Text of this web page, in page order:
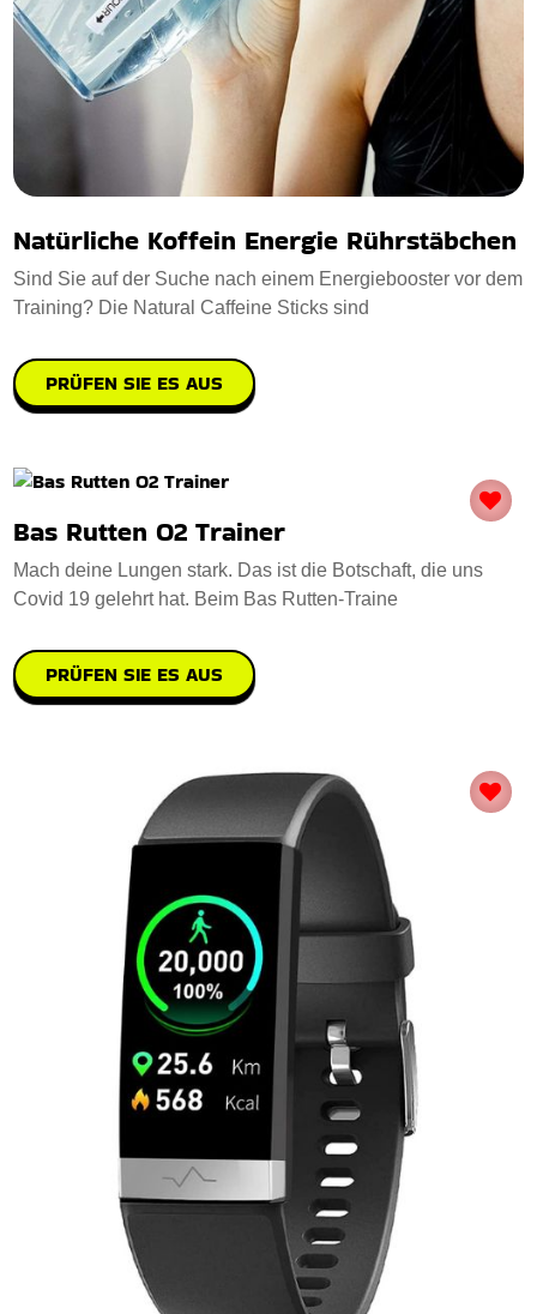
Natürliche Koffein Energie Rührstäbchen
Sind Sie auf der Suche nach einem Energiebooster vor dem
Training? Die Natural Caffeine Sticks sind
PRÜFEN SIE ES AUS
Bas Rutten O2 Trainer
Mach deine Lungen stark. Das ist die Botschaft, die uns
Covid 19 gelehrt hat. Beim Bas Rutten-Traine
PRÜFEN SIE ES AUS